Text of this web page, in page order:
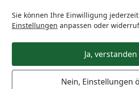
Sie können Ihre Einwilligung
Einstellungen anpassen oder
Ja, verstanden
Nein, Einstellungen
unserem Shop in der obersten
können Sie sich jederzeit alle
zu Ihrer Bestellung sowie den
lassen. Damit die Bestellung
geben Sie bitte in das dafür
Bestellnummer und Ihre